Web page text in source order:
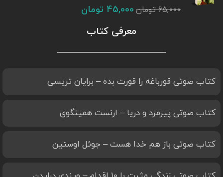
65,000 تومان 45,000 تومان
معرفی کتاب
کتاب صوتی قورباغه را قورت بده – برایان تریسی
کتاب صوتی پیرمرد و دریا – ارنست همینگوی
کتاب صوتی باز هم خدا هست – جوئل اوستین